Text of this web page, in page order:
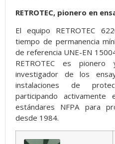
RETROTEC, pionero en
El equipo RETROTEC
tiempo de permanencia
de referencia UNE-EN
RETROTEC es
investigador de los
instalaciones de
participando
estándares NFPA para
desde 1984.